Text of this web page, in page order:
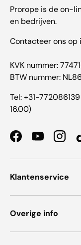
Prorope is de on-
en bedrijven.
Contacteer ons op
KVK nummer:
BTW nummer:
Tel: +31-
16.00)
FacebookYouTube
Klantenservice
Overige info